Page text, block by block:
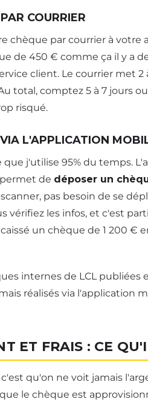
COURRIER
chèque par courrier à votre
de 450 € comme ça il y a
client. Le courrier met 2
total, comptez 5 à 7 jours
risqué.
L'APPLICATION
j'utilise 95% du temps.
de déposer un
pas besoin de se
vérifiez les infos, et c'est
un chèque de 1 200 €
internes de LCL publiées
réalisés via l'application
ET FRAIS : CE
qu'on ne voit jamais
le chèque est